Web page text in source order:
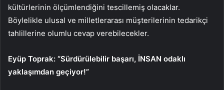
kültürlerinin ölçümlendiğini tescillemiş olacaklar.
Böylelikle ulusal ve milletlerarası müşterilerinin tedarikçi
tahlillerine olumlu cevap verebilecekler.
Eyüp Toprak: “Sürdürülebilir başarı, İNSAN odaklı
yaklaşımdan geçiyor!”